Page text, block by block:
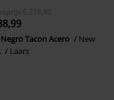
€ 218,90
Tacon Acero
New
Laars